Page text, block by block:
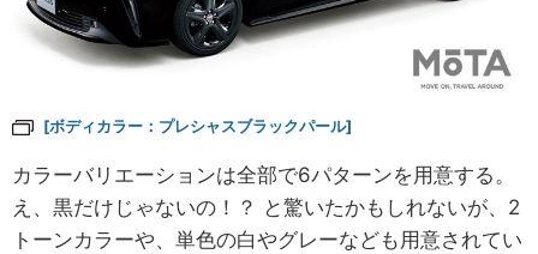
[ボディカラー：プレシャスブラックパール]
カラーバリエーションは全部で6パターンを用意する。
え、黒だけじゃないの！？ と驚いたかもしれないが、2
トーンカラーや、単色の白やグレーなども用意されてい